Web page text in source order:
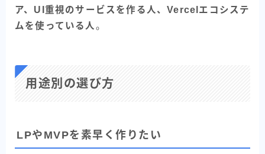
ア、UI重視のサービスを作る人、Vercelエコシステ
ムを使っている人 。
用途別の選び方
LPやMVPを素早く作りたい